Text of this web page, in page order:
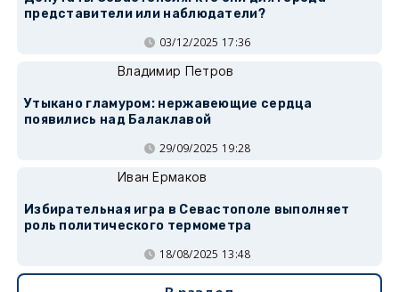
представители или наблюдатели?
03/12/2025 17:36
Владимир Петров
Утыкано гламуром: нержавеющие сердца
появились над Балаклавой
29/09/2025 19:28
Иван Ермаков
Избирательная игра в Севастополе выполняет
роль политического термометра
18/08/2025 13:48